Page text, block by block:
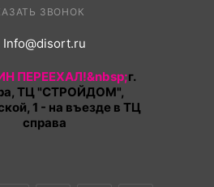
ЗВОНОК
Info@disort.ru
ПЕРЕЕХАЛ!&nbsp;г.
ТЦ "СТРОЙДОМ",
1 - на въезде в ТЦ
справа